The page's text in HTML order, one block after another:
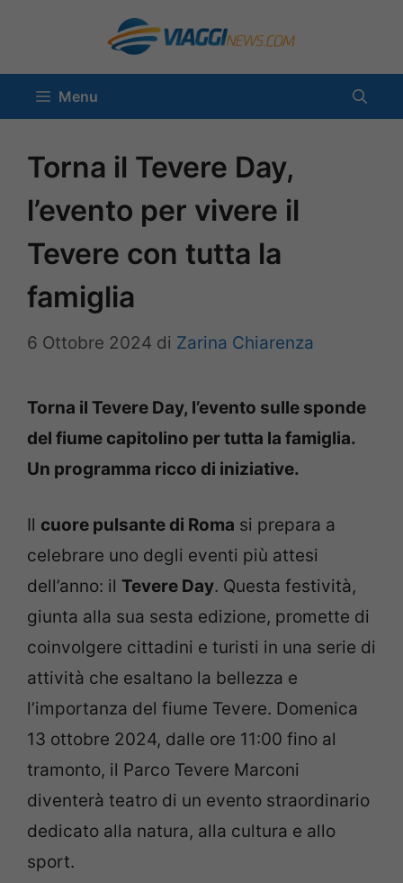
contenuto
Menu
Torna il Tevere Day,
l’evento per vivere il
Tevere con tutta la
famiglia
6 Ottobre 2024 di Zarina Chiarenza
Torna il Tevere Day, l’evento sulle sponde
del fiume capitolino per tutta la famiglia.
Un programma ricco di iniziative.
Il cuore pulsante di Roma si prepara a
celebrare uno degli eventi più attesi
dell’anno: il Tevere Day. Questa festività,
giunta alla sua sesta edizione, promette di
coinvolgere cittadini e turisti in una serie di
attività che esaltano la bellezza e
l’importanza del fiume Tevere. Domenica
13 ottobre 2024, dalle ore 11:00 fino al
tramonto, il Parco Tevere Marconi
diventerà teatro di un evento straordinario
dedicato alla natura, alla cultura e allo
sport.